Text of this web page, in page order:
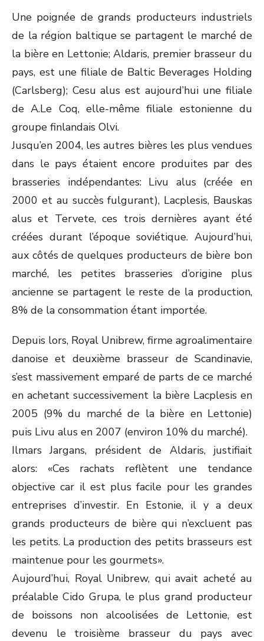
Une poignée de grands producteurs industriels
de la région baltique se partagent le marché de
la bière en Lettonie; Aldaris, premier brasseur du
pays, est une filiale de Baltic Beverages Holding
(Carlsberg); Cesu alus est aujourd’hui une filiale
de A.Le Coq, elle-même filiale estonienne du
groupe finlandais Olvi.
Jusqu’en 2004, les autres bières les plus vendues
dans le pays étaient encore produites par des
brasseries indépendantes: Livu alus (créée en
2000 et au succès fulgurant), Lacplesis, Bauskas
alus et Tervete, ces trois dernières ayant été
créées durant l’époque soviétique. Aujourd’hui,
aux côtés de quelques producteurs de bière bon
marché, les petites brasseries d’origine plus
ancienne se partagent le reste de la production,
8% de la consommation étant importée.
Depuis lors, Royal Unibrew, firme agroalimentaire
danoise et deuxième brasseur de Scandinavie,
s’est massivement emparé de parts de ce marché
en achetant successivement la bière Lacplesis en
2005 (9% du marché de la bière en Lettonie)
puis Livu alus en 2007 (environ 10% du marché).
Ilmars Jargans, président de Aldaris, justifiait
alors: «Ces rachats reflètent une tendance
objective car il est plus facile pour les grandes
entreprises d’investir. En Estonie, il y a deux
grands producteurs de bière qui n’excluent pas
les petits. La production des petits brasseurs est
maintenue pour les gourmets».
Aujourd’hui, Royal Unibrew, qui avait acheté au
préalable Cido Grupa, le plus grand producteur
de boissons non alcoolisées de Lettonie, est
devenu le troisième brasseur du pays avec